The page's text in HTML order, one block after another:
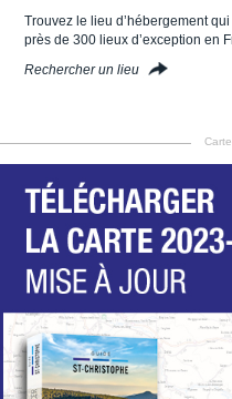
Trouvez le lieu d’hébergement
près de 300 lieux d’exception en
Rechercher un lieu